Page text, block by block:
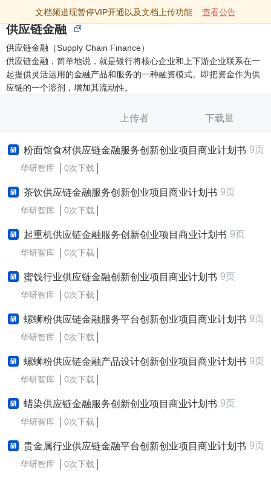
文档频道现暂停VIP开通以及文档上传功能 查看公告
供应链金融
供应链金融（Supply Chain Finance）
供应链金融，简单地说，就是银行将核心企业和上下游企业联系在一
起提供灵活运用的金融产品和服务的一种融资模式。即把资金作为供
应链的一个溶剂，增加其流动性。
上传者 下载量
粉面馆食材供应链金融服务创新创业项目商业计划书 9页
华研智库 0次下载
茶饮供应链金融服务创新创业项目商业计划书 9页
华研智库 0次下载
起重机供应链金融服务创新创业项目商业计划书 9页
华研智库 0次下载
蜜饯行业供应链金融创新创业项目商业计划书 9页
华研智库 0次下载
螺蛳粉供应链金融服务平台创新创业项目商业计划书 9页
华研智库 0次下载
螺蛳粉供应链金融产品设计创新创业项目商业计划书 9页
华研智库 0次下载
蜡染供应链金融服务创新创业项目商业计划书 9页
华研智库 0次下载
贵金属行业供应链金融平台创新创业项目商业计划书 9页
华研智库 0次下载